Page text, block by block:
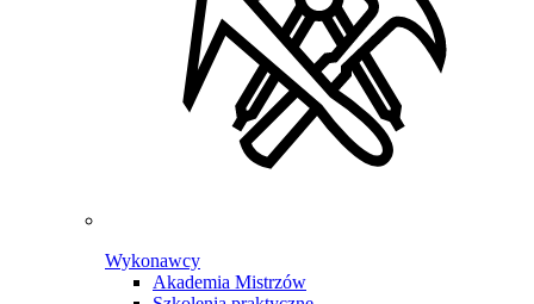
Wykonawcy
Akademia Mistrzów